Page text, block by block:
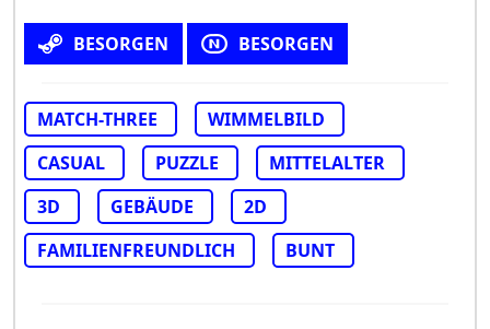
BESORGEN BESORGEN
MATCH-THREE
WIMMELBILD
CASUAL
PUZZLE
MITTELALTER
3D
GEBÄUDE
2D
FAMILIENFREUNDLICH
BUNT